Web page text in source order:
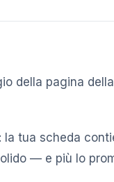
della pagina
: la tua scheda
— e più lo